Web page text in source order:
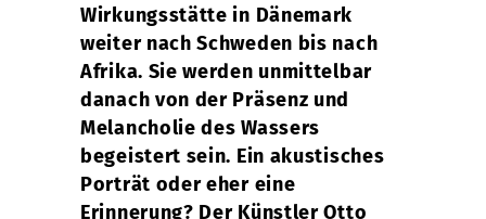
Wirkungsstätte in Dänemark
weiter nach Schweden bis nach
Afrika. Sie werden unmittelbar
danach von der Präsenz und
Melancholie des Wassers
begeistert sein. Ein akustisches
Porträt oder eher eine
Erinnerung? Der Künstler Otto